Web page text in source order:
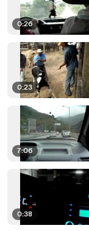
0:26
0:23
7:06
0:38